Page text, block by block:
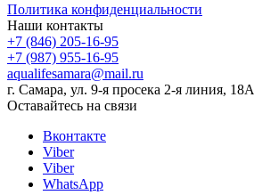
Политика конфиденциальности
Наши контакты
+7 (846) 205-16-95
+7 (987) 955-16-95
aqualifesamara@mail.ru
г. Самара, ул. 9-я просека 2-я линия, 18А
Оставайтесь на связи
Вконтакте
Viber
Viber
WhatsApp